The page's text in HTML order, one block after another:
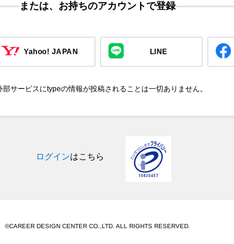
または、お持ちのアカウントで登録
Yahoo! JAPAN LINE
サービスにtypeの情報が投稿されることは一切ありません。
ログインはこちら
©CAREER DESIGN CENTER CO.,LTD. ALL RIGHTS RESERVED.